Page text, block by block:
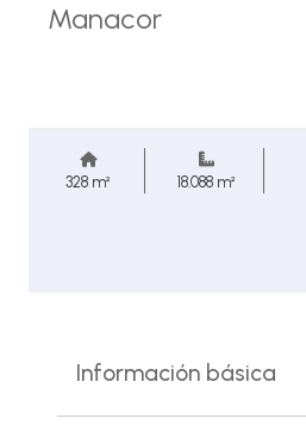
Manacor
328 m² 18.088 m²
Información básica